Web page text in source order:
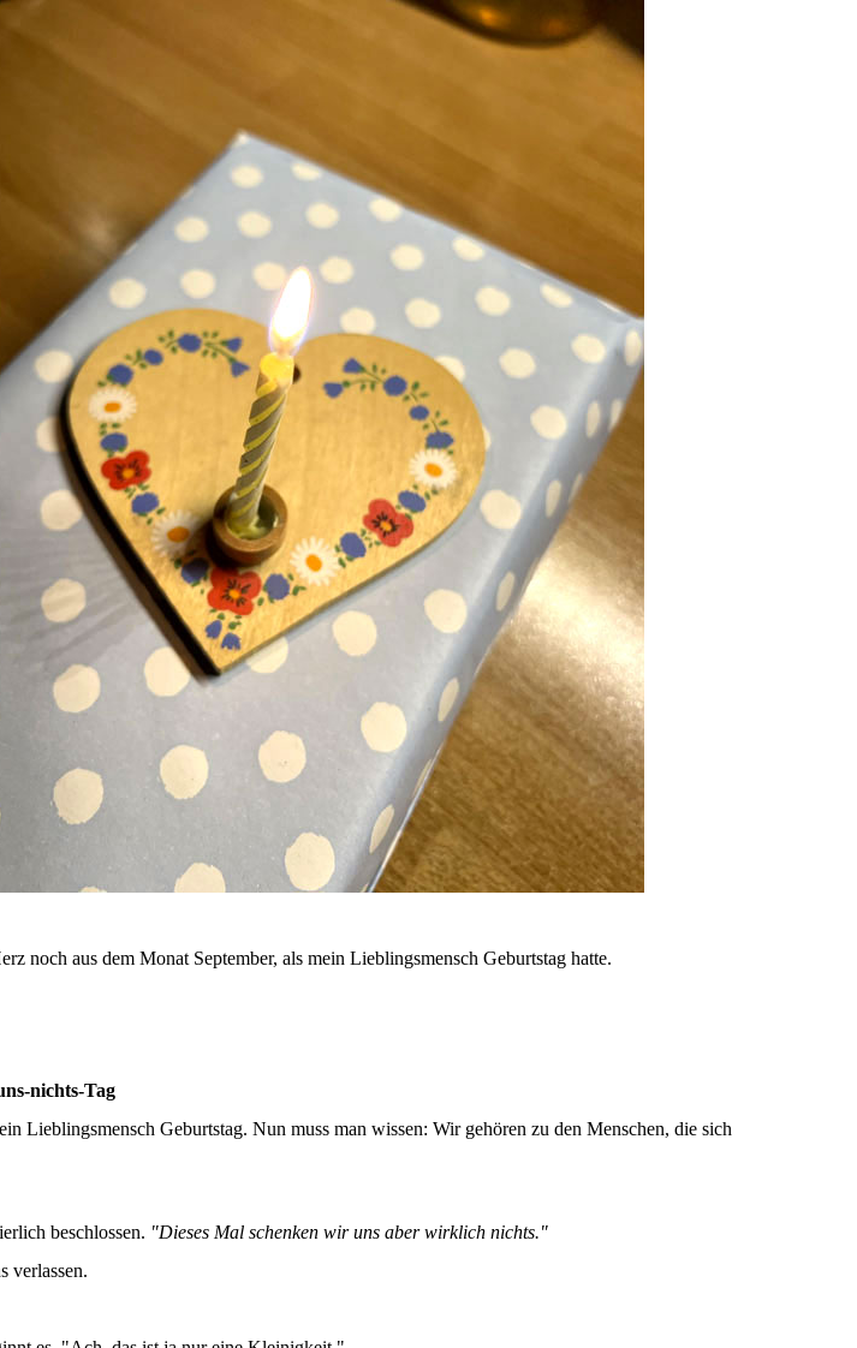
noch aus dem Monat September, als mein Lieblingsmensch Geburtstag hatte.
nichts-Tag
Lieblingsmensch Geburtstag. Nun muss man wissen: Wir gehören zu den Menschen, die sich
beschlossen. "Dieses Mal schenken wir uns aber wirklich nichts."
verlassen.